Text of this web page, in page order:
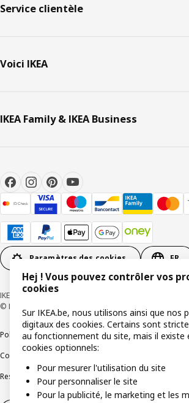
Service clientèle
Voici IKEA
IKEA Family & IKEA Business
Paramètres des cookies FR
IKEA BELGIUM SA, Weiveldlaan 19, 1930 Zaventem,
© Inter IKEA Systems B.V. 1999-2026
Politique de confidentialitéPolitique relative aux
Conditions d’utilisation
Responsible Disclosure Program
Soulever une
Hej ! Vous pouvez contrôler vos
cookies
Sur IKEA.be, nous utilisons ainsi que nos
digitaux des cookies. Certains sont
au fonctionnement du site, mais il existe
cookies optionnels:
Pour mesurer l'utilisation du site
Pour personnaliser le site
Pour la publicité, le marketing et les